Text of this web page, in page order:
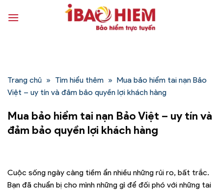
qua
Trang chủ » Tìm hiểu thêm » Mua bảo hiểm tai nạn Bảo
Việt – uy tín và đảm bảo quyền lợi khách hàng
Mua bảo hiểm tai nạn Bảo Việt – uy tín và
đảm bảo quyền lợi khách hàng
Cuộc sống ngày càng tiềm ẩn nhiều những rủi ro, bất trắc.
Bạn đã chuẩn bị cho mình những gì để đối phó với những tai